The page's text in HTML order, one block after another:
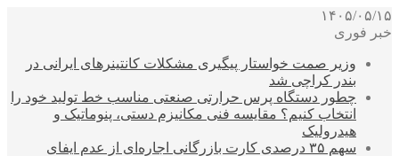
۱۴۰۵/۰۵/۱۵
خبر فوری
وزیر صمت خواستار پیگیری مشکلات کانتینرهای ایرانی در
بندر کراچی شد
چطور دستگاه پرس حرارتی صنعتی مناسب خط تولید خود را
انتخاب کنیم؟ مقایسه فنی مکانیزم دستی، پنوماتیک و
هیدرولیک
سهم ۳۵ درصدی کارت بازرگانی اجاره‌ای از عدم ایفای